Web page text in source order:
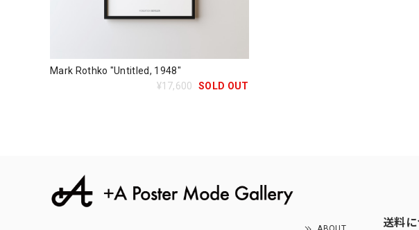
Mark Rothko "Untitled, 1948"
¥17,600
SOLD OUT
送料